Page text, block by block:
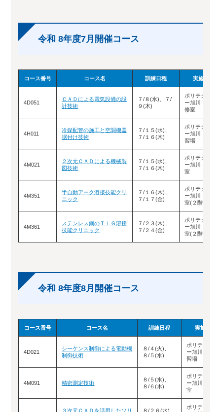
令和 8年度7月開催コース
コース番号 コース名 訓練日程 実施場所
4D051
ＣＡＤによる電気設備の設
計技術
７/８(水)、７/
９(木)
ポリテクセン
ー旭川 中央
修室
4H011
冷媒配管の施工と空調機器
据付け技術
７/１５(水)、
７/１６(木)
ポリテクセン
ー旭川 北２
習場
4M021
２次元ＣＡＤによる機械製
図技術
７/１５(水)、
７/１６(木)
ポリテクセン
ー旭川 南Ａ
室
4M351
半自動アーク溶接技能クリ
ニック
７/１６(木)、
７/１７(金)
ポリテクセン
ー旭川 東Ｂ
室(２階)
4M361
ステンレス鋼のＴＩＧ溶接
技能クリニック
７/２３(木)、
７/２４(金)
ポリテクセン
ー旭川 東Ｂ
室(２階)
令和 8年度8月開催コース
コース番号 コース名 訓練日程 実施場所
4D021
シーケンス制御による電動機
制御技術
８/４(火)、
８/５(水)
ポリテクセン
ー旭川 南３
習場
4M091 精密測定技術
８/５(水)、
８/６(木)
ポリテクセン
ー旭川 南Ａ
室
３次元ＣＡＤを活用したソリ ８/２６(水)、
ポリテクセン